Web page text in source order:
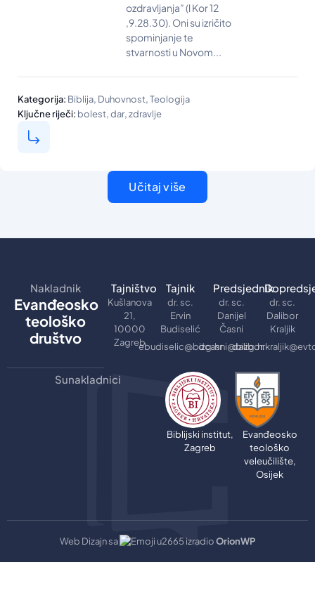
ozdravljanja” (l Kor 12
,9.28.30). Oni su izričito
spominjanje te
stvarnosti u Novom...
Kategorija: Biblija, Duhovnost,Teologija
Ključne riječi: bolest,dar,zdravlje
Učitaj više
Nakladnik
Evanđeosko
teološko
društvo
Tajništvo
Kušlanova
21,
10000
Zagreb
Tajnik
dr. sc.
Ervin
Budiselić
ebudiselic@bizg.hr
Predsjednik
dr. sc.
Danijel
Časni
dcasni@bizg.hr
dr. sc.
Dalibor
Kraljik
Sunakladnici
Biblijski institut,
Zagreb
Evanđeosko
teološko
veleučilište,
Osijek
Web Dizajn sa izradioOrionWP